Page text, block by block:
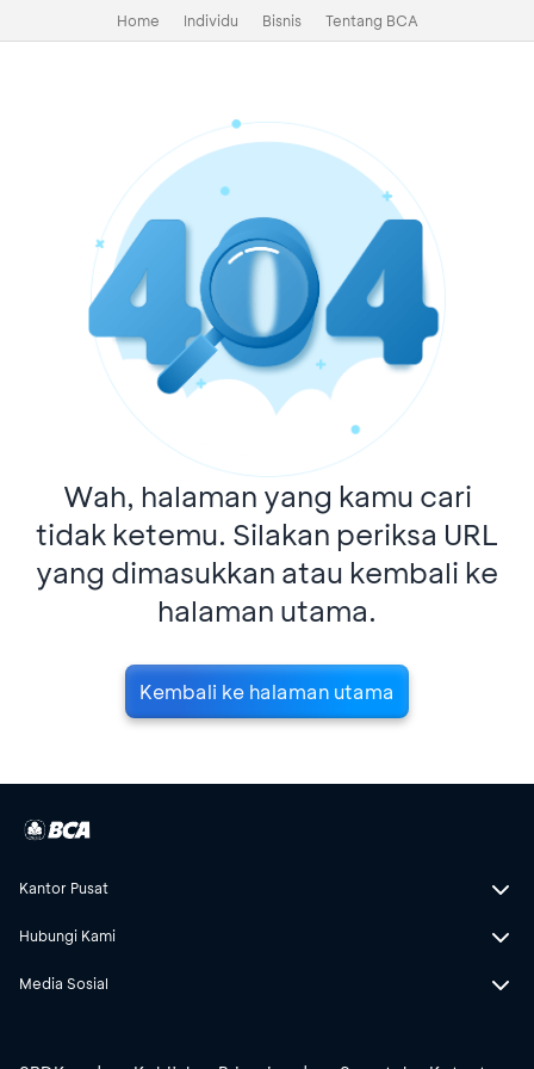
Home Individu Bisnis Tentang BCA
Wah, halaman yang kamu cari
tidak ketemu. Silakan periksa URL
yang dimasukkan atau kembali ke
halaman utama.
Kembali ke halaman utama
Kantor Pusat
Hubungi Kami
Media Sosial